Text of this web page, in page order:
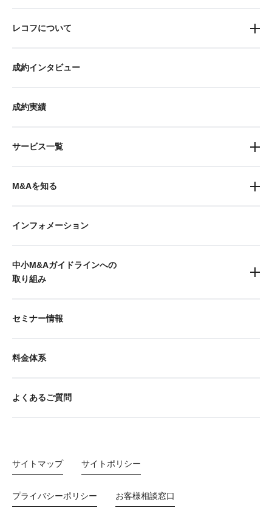
レコフについて
成約インタビュー
成約実績
サービス一覧
M&Aを知る
インフォメーション
中小M&Aガイドラインへの
取り組み
セミナー情報
料金体系
よくあるご質問
サイトマップ サイトポリシー
プライバシーポリシー お客様相談窓口